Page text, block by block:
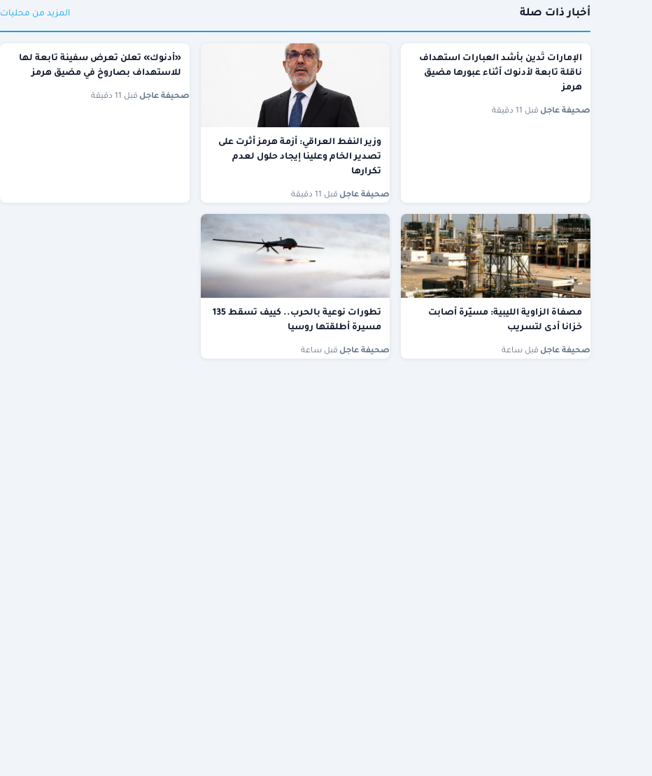
أخبار ذات صلة المزيد من محليات
الإمارات تُدين بأشد العبارات استهداف
ناقلة تابعة لأدنوك أثناء عبورها مضيق
هرمز
صحيفة عاجل قبل 11 دقيقة
وزير النفط العراقي: أزمة هرمز أثرت على
تصدير الخام وعلينا إيجاد حلول لعدم
تكرارها
صحيفة عاجل قبل 11 دقيقة
«أدنوك» تعلن تعرض سفينة تابعة لها
للاستهداف بصاروخ في مضيق هرمز
صحيفة عاجل قبل 11 دقيقة
مصفاة الزاوية الليبية: مسيّرة أصابت
خزانا أدى لتسريب
صحيفة عاجل قبل ساعة
تطورات نوعية بالحرب.. كييف تسقط 135
مسيرة أطلقتها روسيا
صحيفة عاجل قبل ساعة